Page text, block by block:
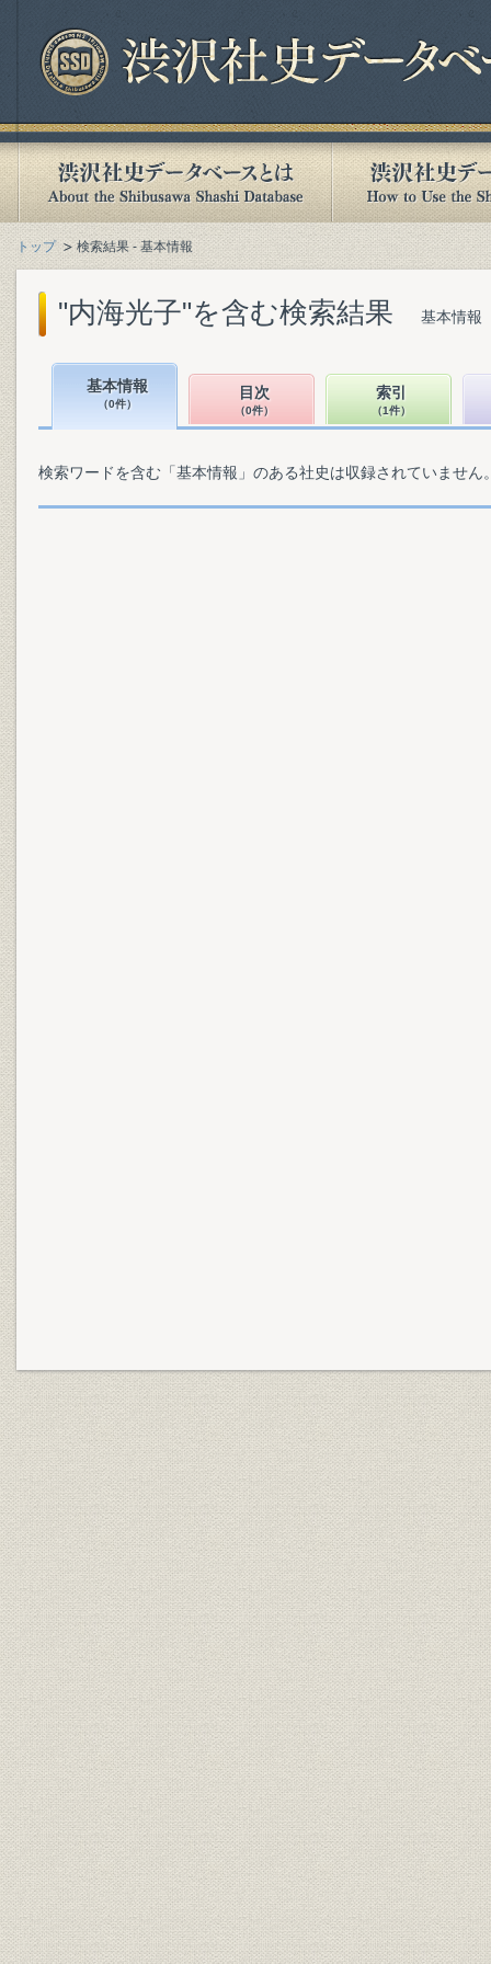
トップ 検索結果 - 基本情報
"内海光子"を含む検索結果 基本情報
基本情報
（0件）
目次
（0件）
索引
（1件）
検索ワードを含む「基本情報」のある社史は収録されていません